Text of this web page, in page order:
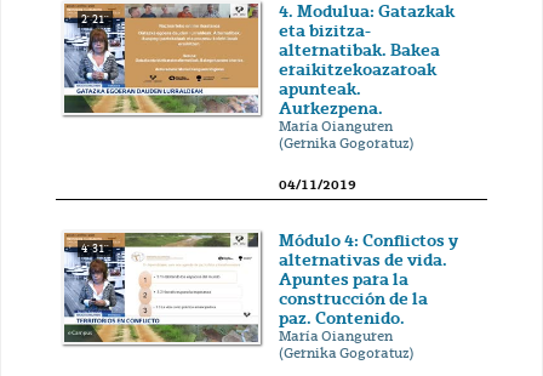
2' 21''
4. Modulua: Gatazkak
eta bizitza-
alternatibak. Bakea
eraikitzekoazaroak
apunteak.
Aurkezpena.
María Oianguren
(Gernika Gogoratuz)
04/11/2019
4' 31''
Módulo 4: Conflictos y
alternativas de vida.
Apuntes para la
construcción de la
paz. Contenido.
María Oianguren
(Gernika Gogoratuz)